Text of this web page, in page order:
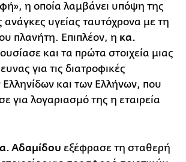
η οποία λαμβάνει υπόψη της
ανάγκες υγείας ταυτόχρονα με τη
πλανήτη. Επιπλέον, η κα.
και τα πρώτα στοιχεία μιας
για τις διατροφικές
Ελληνίδων και των Ελλήνων, που
για λογαριασμό της η εταιρεία
Αδαμίδου εξέφρασε τη σταθερή